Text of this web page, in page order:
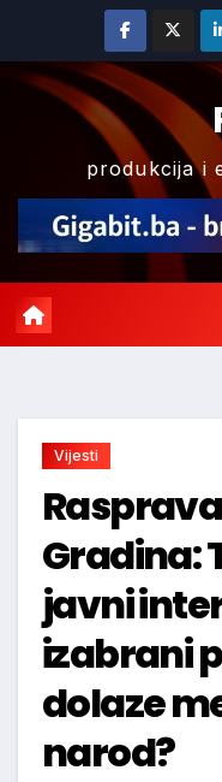
content
produkcija i
Vijesti
Rasprava
Gradina:
javni
izabrani
dolaze
narod?